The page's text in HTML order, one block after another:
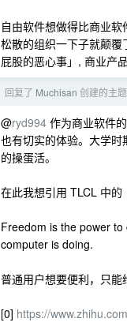
自由软件想做得比商业
松散的组织一下子就颠
屁股的恶心事」, 商业产
回复了 Muchisan 创建的主题
@ryd994 作为商业软件
也有切实的体验。大学
的操蛋活。
在此我想引用 TLCL 中的
Freedom is the power
computer is doing.
普通用户想要便利，只能
[0] https://